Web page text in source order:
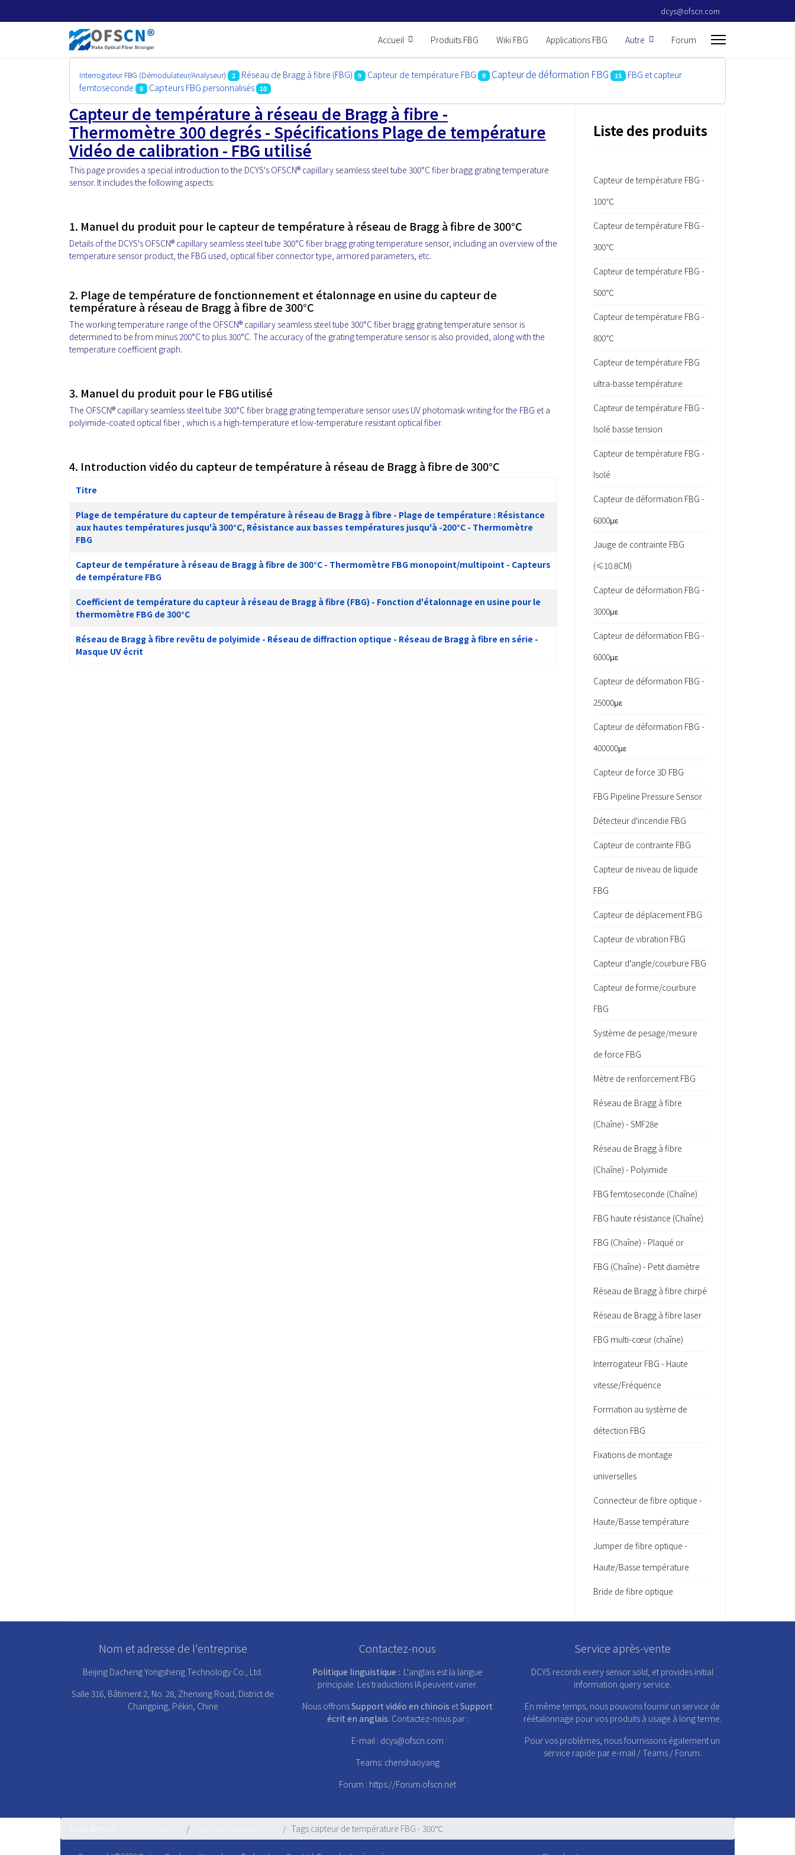
dcys@ofscn.com
Accueil Produits FBG Wiki FBG Applications FBG Autre Forum
Interrogateur FBG (Démodulateur/Analyseur) 2 Réseau de Bragg à fibre (FBG) 9 Capteur de température FBG 9 Capteur de déformation FBG 15
FBG et capteur
femtoseconde
8 Capteurs FBG personnalisés 10
Capteur de température à réseau de Bragg à fibre -
Thermomètre 300 degrés - Spécifications Plage de température
Vidéo de calibration - FBG utilisé
This page provides a special introduction to the DCYS's OFSCN® capillary seamless steel tube 300°C fiber bragg grating temperature
sensor. It includes the following aspects:
1. Manuel du produit pour le capteur de température à réseau de Bragg à fibre de 300°C
Details of the DCYS's OFSCN® capillary seamless steel tube 300°C fiber bragg grating temperature sensor, including an overview of the
temperature sensor product, the FBG used, optical fiber connector type, armored parameters, etc.
2. Plage de température de fonctionnement et étalonnage en usine du capteur de
température à réseau de Bragg à fibre de 300°C
The working temperature range of the OFSCN® capillary seamless steel tube 300°C fiber bragg grating temperature sensor is
determined to be from minus 200°C to plus 300°C. The accuracy of the grating temperature sensor is also provided, along with the
temperature coefficient graph.
3. Manuel du produit pour le FBG utilisé
The OFSCN® capillary seamless steel tube 300°C fiber bragg grating temperature sensor uses UV photomask writing for the FBG et a
polyimide-coated optical fiber , which is a high-temperature et low-temperature resistant optical fiber.
4. Introduction vidéo du capteur de température à réseau de Bragg à fibre de 300°C
Titre
Plage de température du capteur de température à réseau de Bragg à fibre - Plage de température : Résistance
aux hautes températures jusqu'à 300°C, Résistance aux basses températures jusqu'à -200°C - Thermomètre
FBG
Capteur de température à réseau de Bragg à fibre de 300°C - Thermomètre FBG monopoint/multipoint - Capteurs
de température FBG
Coefficient de température du capteur à réseau de Bragg à fibre (FBG) - Fonction d'étalonnage en usine pour le
thermomètre FBG de 300°C
Réseau de Bragg à fibre revêtu de polyimide - Réseau de diffraction optique - Réseau de Bragg à fibre en série -
Masque UV écrit
Liste des produits
Capteur de température FBG -
100℃
Capteur de température FBG -
300℃
Capteur de température FBG -
500℃
Capteur de température FBG -
800℃
Capteur de température FBG
ultra-basse température
Capteur de température FBG -
Isolé basse tension
Capteur de température FBG -
Isolé
Capteur de déformation FBG -
6000με
Jauge de contrainte FBG
(≤10.8CM)
Capteur de déformation FBG -
3000με
Capteur de déformation FBG -
6000με
Capteur de déformation FBG -
25000με
Capteur de déformation FBG -
400000με
Capteur de force 3D FBG
FBG Pipeline Pressure Sensor
Détecteur d'incendie FBG
Capteur de contrainte FBG
Capteur de niveau de liquide
FBG
Capteur de déplacement FBG
Capteur de vibration FBG
Capteur d'angle/courbure FBG
Capteur de forme/courbure
FBG
Système de pesage/mesure
de force FBG
Mètre de renforcement FBG
Réseau de Bragg à fibre
(Chaîne) - SMF28e
Réseau de Bragg à fibre
(Chaîne) - Polyimide
FBG femtoseconde (Chaîne)
FBG haute résistance (Chaîne)
FBG (Chaîne) - Plaqué or
FBG (Chaîne) - Petit diamètre
Réseau de Bragg à fibre chirpé
Réseau de Bragg à fibre laser
FBG multi-cœur (chaîne)
Interrogateur FBG - Haute
vitesse/Fréquence
Formation au système de
détection FBG
Fixations de montage
universelles
Connecteur de fibre optique -
Haute/Basse température
Jumper de fibre optique -
Haute/Basse température
Bride de fibre optique
Nom et adresse de l'entreprise
Beijing Dacheng Yongsheng Technology Co., Ltd.
Salle 316, Bâtiment 2, No. 28, Zhenxing Road, District de
Changping, Pékin, Chine
Contactez-nous
Politique linguistique : L'anglais est la langue
principale. Les traductions IA peuvent varier.
Nous offronsSupport vidéo en chinois etSupport
écrit en anglais. Contactez-nous par :
E-mail : dcys@ofscn.com
Teams: chenshaoyang
Forum : https://Forum.ofscn.net
Service après-vente
DCYS records every sensor sold, et provides initial
information query service.
En même temps, nous pouvons fournir un service de
réétalonnage pour vos produits à usage à long terme.
Pour vos problèmes, nous fournissons également un
service rapide par e-mail / Teams / Forum.
Tags capteur de température FBG - 300℃